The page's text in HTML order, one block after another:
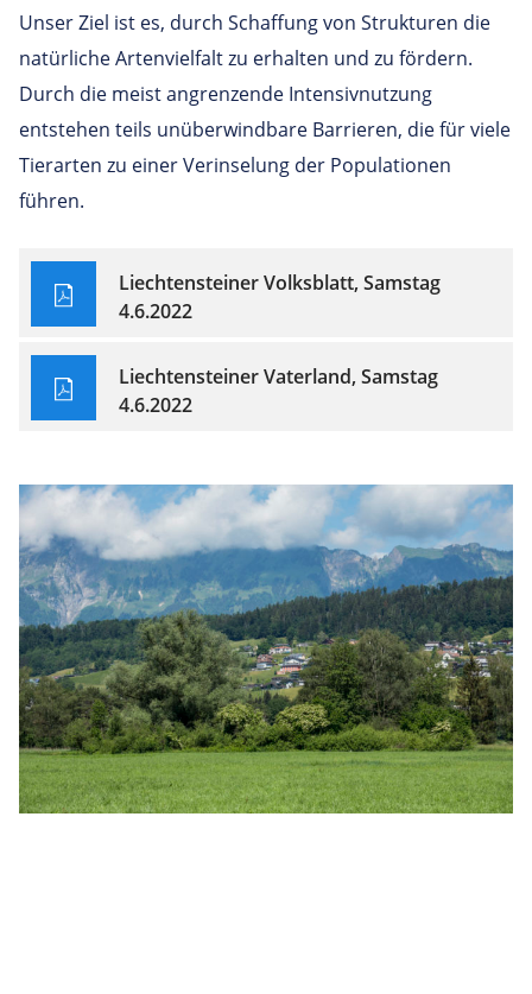
Unser Ziel ist es, durch Schaffung von Strukturen die
natürliche Artenvielfalt zu erhalten und zu fördern.
Durch die meist angrenzende Intensivnutzung
entstehen teils unüberwindbare Barrieren, die für viele
Tierarten zu einer Verinselung der Populationen
führen.
Liechtensteiner Volksblatt, Samstag
4.6.2022
Liechtensteiner Vaterland, Samstag
4.6.2022